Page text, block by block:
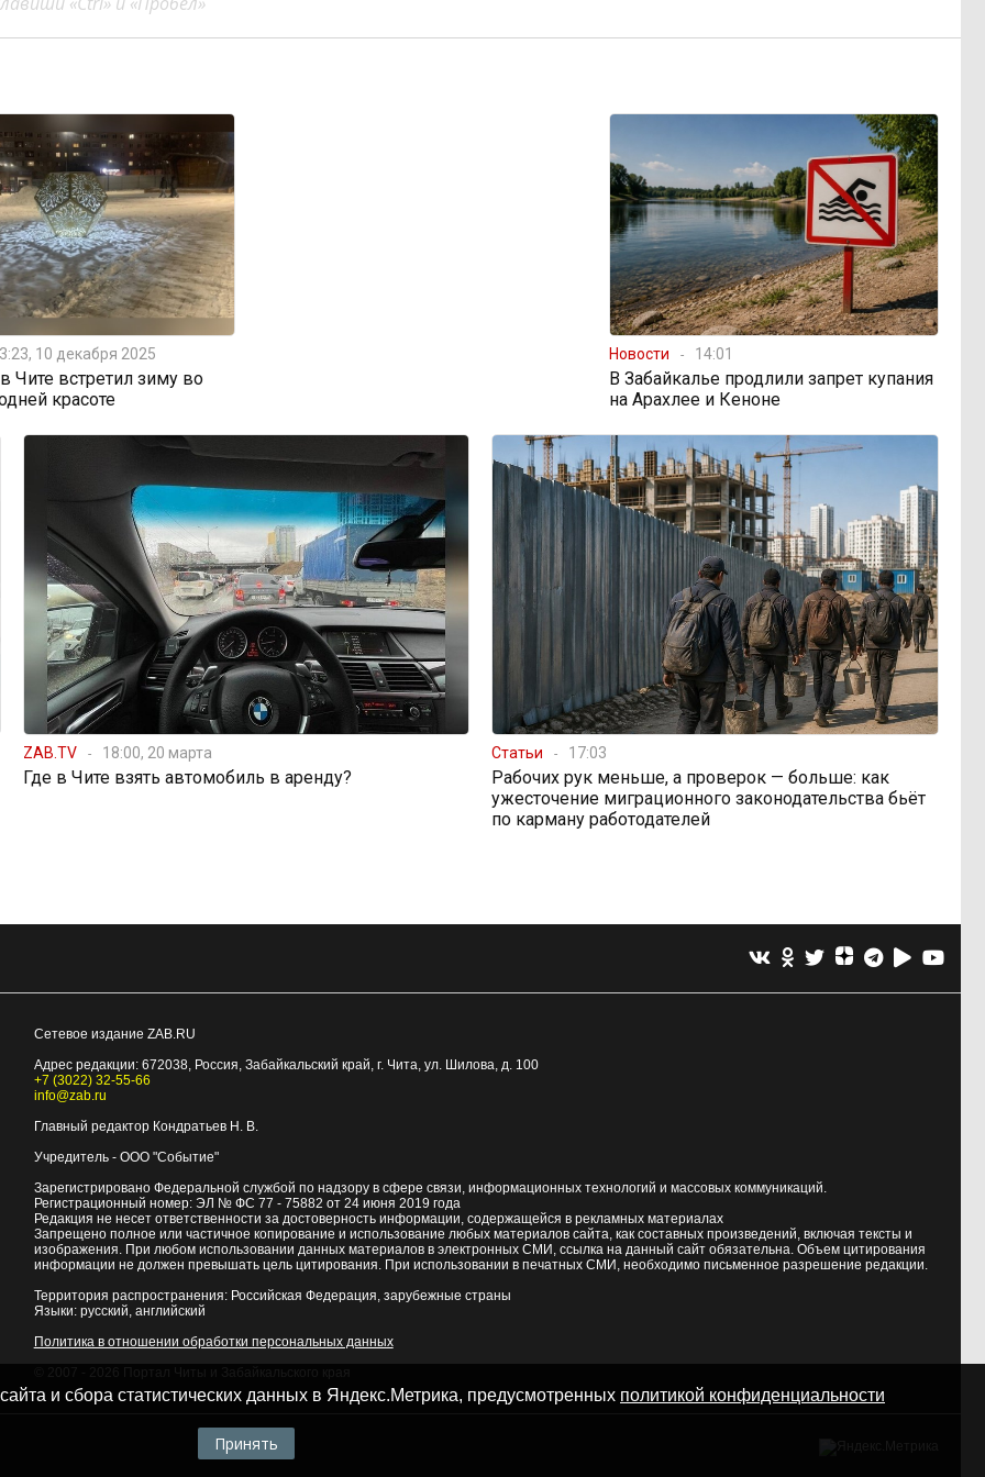
10 декабря 2025
встретил зиму во
красоте
Новости 14:01
В Забайкалье продлили запрет купания
на Арахлее и Кеноне
ZAB.TV 18:00, 20 марта
Где в Чите взять автомобиль в аренду?
Статьи 17:03
Рабочих рук меньше, а проверок — больше: как
ужесточение миграционного законодательства бьёт
по карману работодателей
Сетевое издание ZAB.RU
Адрес редакции: 672038, Россия, Забайкальский край, г. Чита, ул. Шилова, д. 100
+7 (3022) 32-55-66
info@zab.ru
Главный редактор Кондратьев Н. В.
Учредитель - ООО "Событие"
Зарегистрировано Федеральной службой по надзору в сфере связи, информационных технологий и массовых коммуникаций.
Регистрационный номер: ЭЛ № ФС 77 - 75882 от 24 июня 2019 года
Редакция не несет ответственности за достоверность информации, содержащейся в рекламных материалах
Запрещено полное или частичное копирование и использование любых материалов сайта, как составных произведений, включая тексты и
изображения. При любом использовании данных материалов в электронных СМИ, ссылка на данный сайт обязательна. Объем цитирования
информации не должен превышать цель цитирования. При использовании в печатных СМИ, необходимо письменное разрешение редакции.
Территория распространения: Российская Федерация, зарубежные страны
Языки: русский, английский
Политика в отношении обработки персональных данных
и сбора статистических данных в Яндекс.Метрика, предусмотренных политикой конфиденциальности
Принять